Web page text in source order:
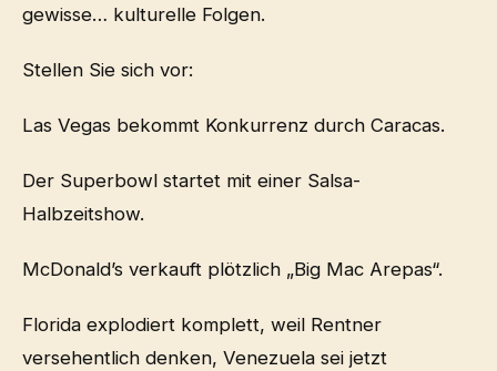
gewisse… kulturelle Folgen.
Stellen Sie sich vor:
Las Vegas bekommt Konkurrenz durch Caracas.
Der Superbowl startet mit einer Salsa-
Halbzeitshow.
McDonald’s verkauft plötzlich „Big Mac Arepas“.
Florida explodiert komplett, weil Rentner
versehentlich denken, Venezuela sei jetzt